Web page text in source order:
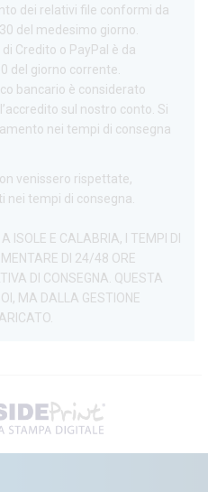
dei relativi file conformi da
del medesimo giorno.
Credito o PayPal è da
del giorno corrente.
bancario è considerato
sul nostro conto. Si
nei tempi di consegna
venissero rispettate,
nei tempi di consegna.
ISOLE E CALABRIA, I TEMPI DI
DI 24/48 ORE
DI CONSEGNA. QUESTA
MA DALLA GESTIONE